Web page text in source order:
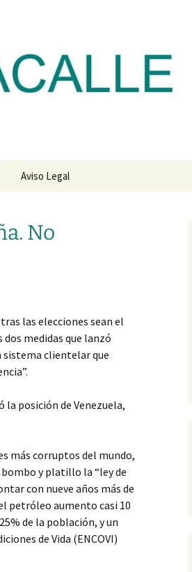
Aviso Legal
No
las elecciones sean el
medidas que lanzó
sistema clientelar que
la posición de Venezuela,
más corruptos del mundo,
y platillo la “ley de
con nueve años más de
petróleo aumento casi 10
de la población, y un
de Vida (ENCOVI)